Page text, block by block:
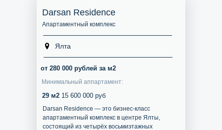
Darsan Residence
от 280 000 рублей за м2
Апартаментный комплекс
Минимальный аппартамент:
Darsan Residence — это бизнес-класс
апартаментный комплекс в центре Ялты,
состоящий из четырёх восьмиэтажных
29 м2 15 600 000 руб
Ялта